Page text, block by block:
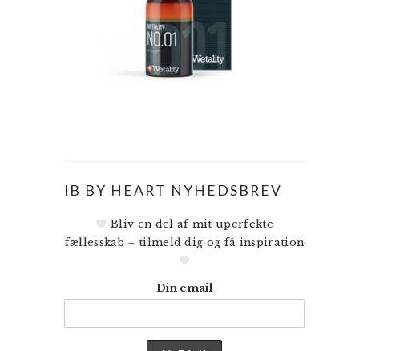
IB BY HEART NYHEDSBREV
Bliv en del af mit uperfekte
fællesskab – tilmeld dig og få inspiration
Din email